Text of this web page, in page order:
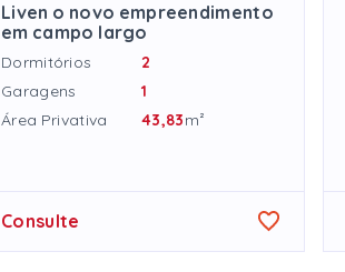
Liven o novo empreendimento
em campo largo
Dormitórios
2
Garagens
1
Área Privativa
43,83m²
Consulte